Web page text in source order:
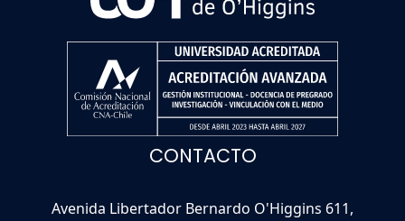
CONTACTO
Avenida Libertador Bernardo O'Higgins 611,